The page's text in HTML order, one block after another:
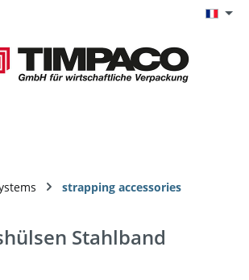
strapping accessories
Stahlband